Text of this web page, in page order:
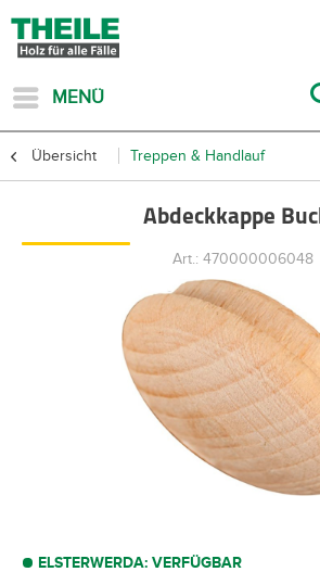
MENÜ
Übersicht Treppen & Handlauf
Abdeckkappe
Art.: 470000006048
ELSTERWERDA: VERFÜGBAR